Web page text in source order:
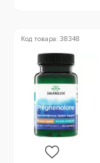
Код товара: 38348